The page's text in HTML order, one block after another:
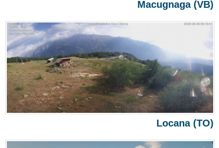
Macugnaga (VB)
Locana (TO)